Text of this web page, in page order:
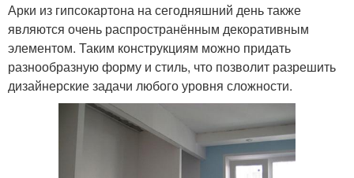
Арки из гипсокартона на сегодняшний день также
являются очень распространённым декоративным
элементом. Таким конструкциям можно придать
разнообразную форму и стиль, что позволит разрешить
дизайнерские задачи любого уровня сложности.